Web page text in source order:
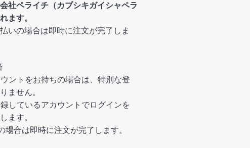
社ペライチ（カブシキガイシャペラ
ます。
いの場合は即時に注文が完了しま
ントをお持ちの場合は、特別な登
ません。
しているアカウントでログインを
ます。
場合は即時に注文が完了します。